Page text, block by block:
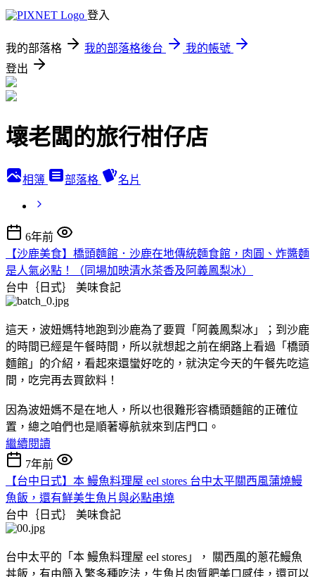
登入
我的部落格 我的部落格後台
我的帳號
登出
壞老闆的旅行柑仔店
相簿 部落格 名片
6年前
【沙鹿美食】橋頭麵館．沙鹿在地傳統麵食館，肉圓、炸醬麵
是人氣必點！（同場加映清水茶香及阿義鳳梨冰）
台中｛日式｝ 美味食記
這天，波妞媽特地跑到沙鹿為了要買「阿義鳳梨冰」；到沙鹿
的時間已經是午餐時間，所以就想起之前在網路上看過「橋頭
麵館」的介紹，看起來還蠻好吃的，就決定今天的午餐先吃這
間，吃完再去買飲料！
因為波妞媽不是在地人，所以也很難形容橋頭麵館的正確位
置，總之咱們也是順著導航就來到店門口。
繼續閱讀
7年前
【台中日式】本 鰻魚料理屋 eel stores 台中太平關西風蒲燒鰻
魚飯，還有鮮美生魚片與必點串燒
台中｛日式｝ 美味食記
台中太平的「本 鰻魚料理屋 eel stores」， 關西風的蔥花鰻魚
丼飯，有由簡入繁多種吃法，生魚片肉質肥美口感佳，還可以